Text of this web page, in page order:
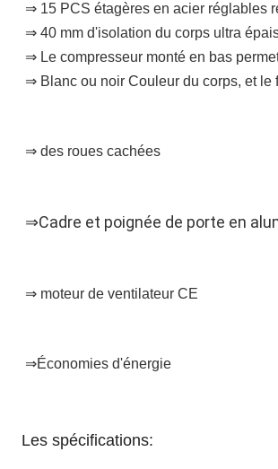
⇒ 15 PCS étagères en acier réglables
⇒ 40 mm d'isolation du corps ultra
⇒ Le compresseur monté en bas
⇒ Blanc ou noir Couleur du corps, et
⇒ des roues cachées
⇒Cadre et poignée de porte en
⇒ moteur de ventilateur CE
⇒Économies d'énergie
Les spécifications: